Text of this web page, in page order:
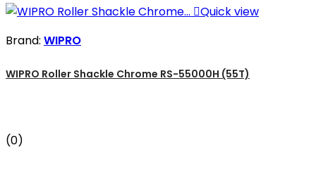
Quick view
Brand: WIPRO
WIPRO Roller Shackle Chrome RS-55000H (55T)
(0)